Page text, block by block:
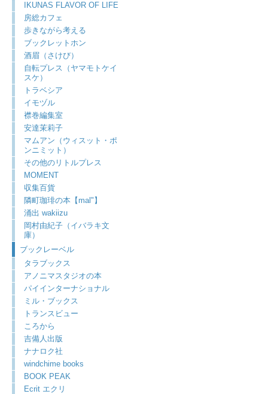
IKUNAS FLAVOR OF LIFE
房総カフェ
歩きながら考える
ブックレットホン
酒眉（さけび）
自転プレス（ヤマモトケイ
スケ）
トラベシア
イモヅル
襟巻編集室
安達茉莉子
マムアン（ウィスット・ポ
ンニミット）
その他のリトルプレス
MOMENT
収集百貨
隣町珈琲の本【mal"】
涌出 wakiizu
岡村由紀子（イバラキ文
庫）
ブックレーベル
タラブックス
アノニマスタジオの本
パイインターナショナル
ミル・ブックス
トランスビュー
ころから
吉備人出版
ナナロク社
windchime books
BOOK PEAK
Ecrit エクリ